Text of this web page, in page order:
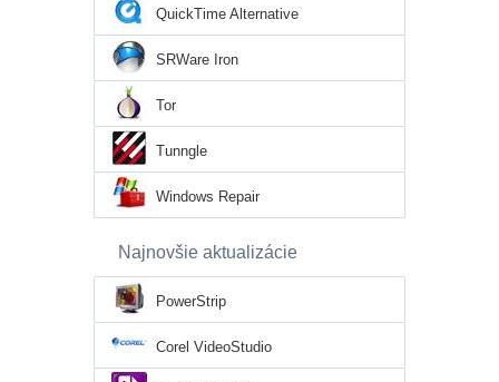
QuickTime Alternative
SRWare Iron
Tor
Tunngle
Windows Repair
Najnovšie aktualizácie
PowerStrip
Corel VideoStudio